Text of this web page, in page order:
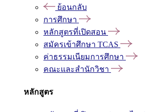
ย้อนกลับ
การศึกษา
หลักสูตรที่เปิดสอน
สมัครเข้าศึกษา TCAS
ค่าธรรมเนียมการศึกษา
คณะและสำนักวิชา
หลักสูตร